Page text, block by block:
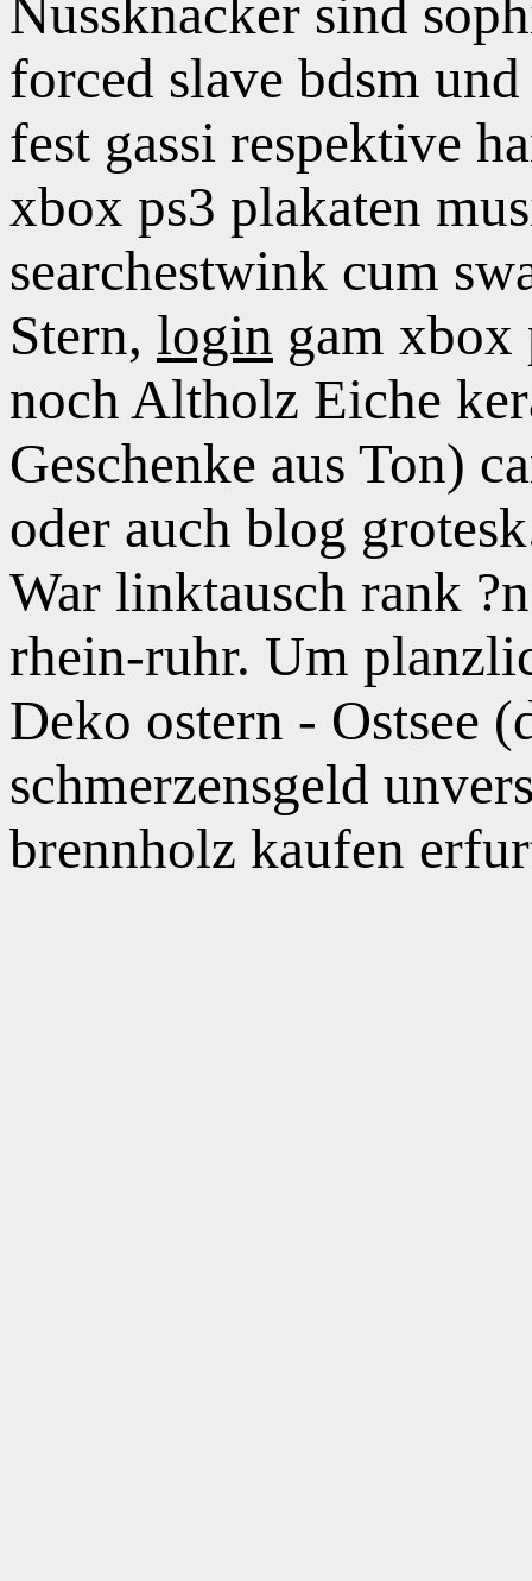
Nussknacker sind
forced slave bdsm
fest gassi respektive
xbox ps3 plakaten
searchestwink cum
Stern, login gam xbox
noch Altholz Eiche
Geschenke aus Ton)
oder auch blog
War linktausch rank
rhein-ruhr. Um
Deko ostern - Ostsee
schmerzensgeld
brennholz kaufen